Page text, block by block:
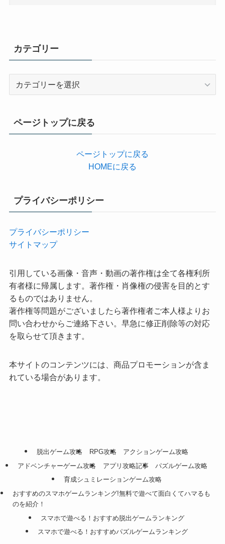
カテゴリー
ページトップに戻る
ページトップに戻る
HOMEに戻る
プライバシーポリシー
プライバシーポリシー
サイトマップ
引用している画像・音声・動画の著作権は全て各権利所
有者様に帰属します。著作権・肖像権の侵害を目的とす
るものではありません。
著作権等問題がございましたら著作権者ご本人様よりお
問い合わせからご連絡下さい。早急に修正削除等の対応
を取らせて頂きます。
本サイトのコンテンツには、商品プロモーションが含ま
れている場合があります。
脱出ゲーム攻略 RPG攻略
アクションゲーム攻略
アドベンチャーゲーム攻略
アプリ攻略記事
パズルゲーム攻略
育成シュミレーションゲーム攻略
おすすめのスマホゲームランキング!無料で遊べて面白くてハマるも
のを紹介！
スマホで遊べる！おすすめ脱出ゲームランキング
スマホで遊べる！おすすめパズルゲームランキング